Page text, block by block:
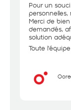
Pour un
personnelles,
Merci de
demandés,
solution
Toute